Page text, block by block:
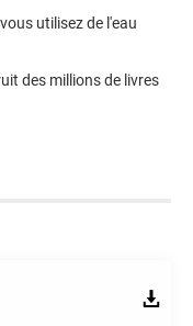
utilisez de l'eau
des millions de livres